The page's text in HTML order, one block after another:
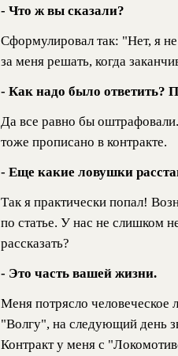
- Что ж вы сказали?
Сформулировал так: "Нет, я
за меня решать, когда
- Как надо было ответить?
Да все равно бы
тоже прописано в контракте.
- Еще какие ловушки
Так я практически попал!
по статье. У нас не слишком
рассказать?
- Это часть вашей жизни.
Меня потрясло
"Волгу", на следующий день
Контракт у меня с